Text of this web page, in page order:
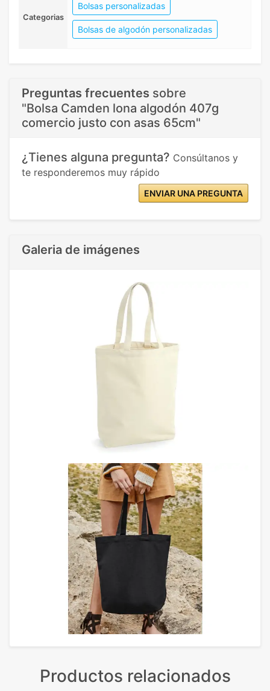
Categorias
Bolsas personalizadas
Bolsas de algodón personalizadas
Preguntas frecuentes sobre
"Bolsa Camden lona algodón 407g
comercio justo con asas 65cm"
¿Tienes alguna pregunta? Consúltanos y
te responderemos muy rápido
ENVIAR UNA PREGUNTA
Galeria de imágenes
Productos relacionados